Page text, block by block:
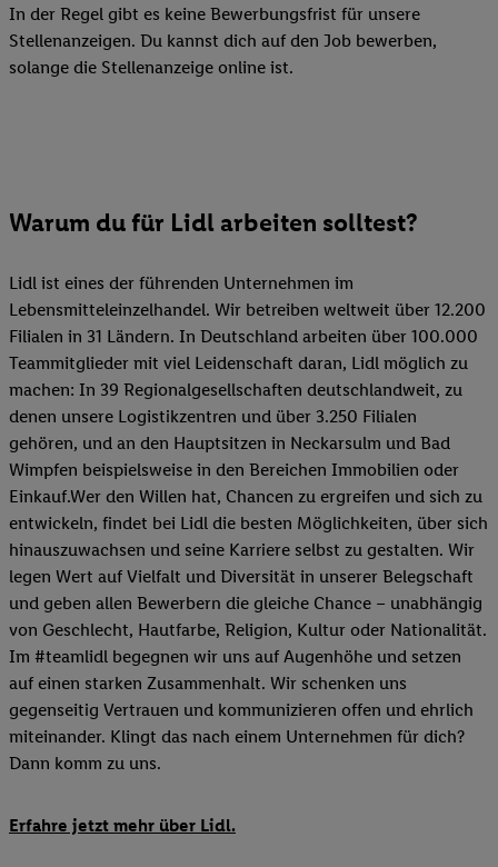
In der Regel gibt es keine Bewerbungsfrist für unsere
Stellenanzeigen. Du kannst dich auf den Job bewerben,
solange die Stellenanzeige online ist.
Warum du für Lidl arbeiten solltest?
Lidl ist eines der führenden Unternehmen im
Lebensmitteleinzelhandel. Wir betreiben weltweit über 12.200
Filialen in 31 Ländern. In Deutschland arbeiten über 100.000
Teammitglieder mit viel Leidenschaft daran, Lidl möglich zu
machen: In 39 Regionalgesellschaften deutschlandweit, zu
denen unsere Logistikzentren und über 3.250 Filialen
gehören, und an den Hauptsitzen in Neckarsulm und Bad
Wimpfen beispielsweise in den Bereichen Immobilien oder
Einkauf.Wer den Willen hat, Chancen zu ergreifen und sich zu
entwickeln, findet bei Lidl die besten Möglichkeiten, über sich
hinauszuwachsen und seine Karriere selbst zu gestalten. Wir
legen Wert auf Vielfalt und Diversität in unserer Belegschaft
und geben allen Bewerbern die gleiche Chance – unabhängig
von Geschlecht, Hautfarbe, Religion, Kultur oder Nationalität.
Im #teamlidl begegnen wir uns auf Augenhöhe und setzen
auf einen starken Zusammenhalt. Wir schenken uns
gegenseitig Vertrauen und kommunizieren offen und ehrlich
miteinander. Klingt das nach einem Unternehmen für dich?
Dann komm zu uns.​
Erfahre jetzt mehr über Lidl.